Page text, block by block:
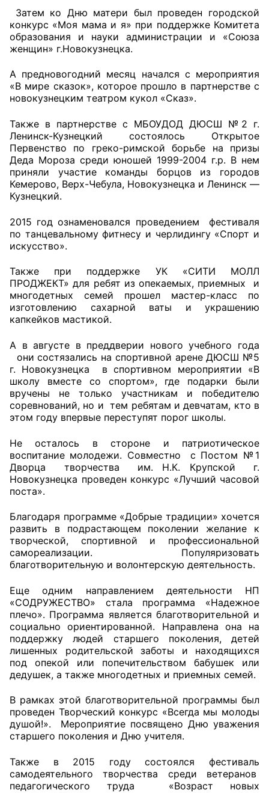
Затем ко Дню матери был проведен городской
конкурс «Моя мама и я» при поддержке Комитета
образования и науки администрации и «Союза
женщин» г.Новокузнецка.
А предновогодний месяц начался с мероприятия
«В мире сказок», которое прошло в партнерстве с
новокузнецким театром кукол «Сказ».
Также в партнерстве с МБОУДОД ДЮСШ №2 г.
Ленинск-Кузнецкий состоялось Открытое
Первенство по греко-римской борьбе на призы
Деда Мороза среди юношей 1999-2004 г.р. В нем
приняли участие команды борцов из городов
Кемерово, Верх-Чебула, Новокузнецка и Ленинск —
Кузнецкий.
2015 год ознаменовался проведением фестиваля
по танцевальному фитнесу и черлидингу «Спорт и
искусство».
Также при поддержке УК «СИТИ МОЛЛ
ПРОДЖЕКТ» для ребят из опекаемых, приемных и
многодетных семей прошел мастер-класс по
изготовлению сахарной ваты и украшению
капкейков мастикой.
А в августе в преддверии нового учебного года
они состязались на спортивной арене ДЮСШ №5
г. Новокузнецка в спортивном мероприятии «В
школу вместе со спортом», где подарки были
вручены не только участникам и победителю
соревнований, но и тем ребятам и девчатам, кто в
этом году впервые переступят порог школы.
Не осталось в стороне и патриотическое
воспитание молодежи. Совместно с Постом №1
Дворца творчества им. Н.К. Крупской г.
Новокузнецка проведен конкурс «Лучший часовой
поста».
Благодаря программе «Добрые традиции» хочется
развить в подрастающем поколении желание к
творческой, спортивной и профессиональной
самореализации. Популяризовать
благотворительную и волонтерскую деятельность.
Еще одним направлением деятельности НП
«СОДРУЖЕСТВО» стала программа «Надежное
плечо». Программа является благотворительной и
социально ориентированной. Направлена она на
поддержку людей старшего поколения, детей
лишенных родительской заботы и находящихся
под опекой или попечительством бабушек или
дедушек, а также многодетных и приемных семей.
В рамках этой благотворительной программы был
проведен Творческий конкурс «Всегда мы молоды
душой!». Мероприятие посвящено Дню уважения
старшего поколения и Дню учителя.
Также в 2015 году состоялся фестиваль
самодеятельного творчества среди ветеранов
педагогического труда «Возраст новых